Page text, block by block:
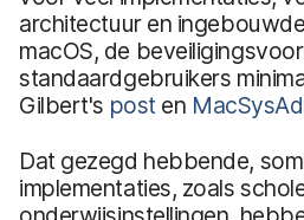
architectuur en
macOS, de
standaardgebruikers
Gilbert's post en
Dat gezegd hebbende,
implementaties, zoals